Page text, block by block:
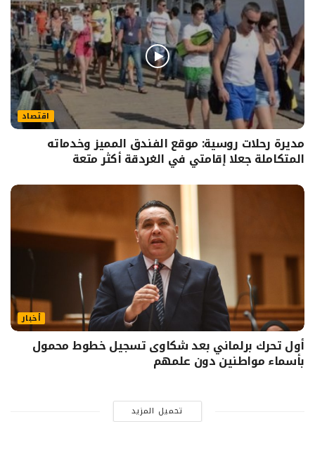
اقتصاد
مديرة رحلات روسية: موقع الفندق المميز وخدماته
المتكاملة جعلا إقامتي في الغردقة أكثر متعة
أخبار
أول تحرك برلماني بعد شكاوى تسجيل خطوط محمول
بأسماء مواطنين دون علمهم
تحميل المزيد